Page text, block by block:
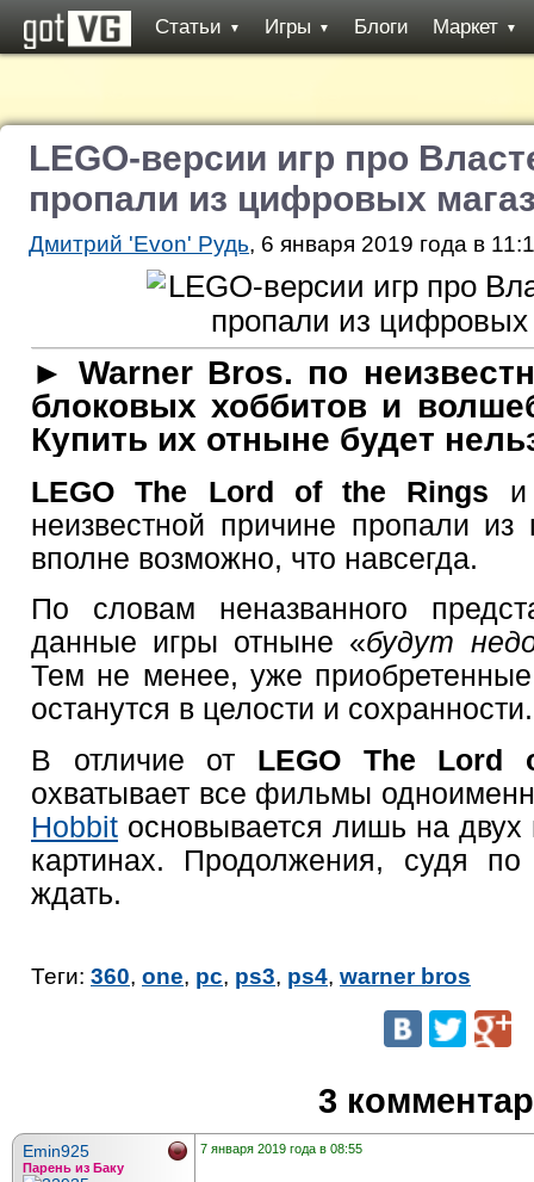
Статьи ▼ Игры ▼ Блоги Маркет ▼
LEGO-версии игр про
пропали из цифровых
Дмитрий 'Evon' Рудь, 6 января 2019 года в
► Warner Bros. по
блоковых хоббитов и
Купить их отныне будет
LEGO The Lord of the Rings
неизвестной причине пропали
вполне возможно, что навсегда.
По словам неназванного
данные игры отныне «будут
Тем не менее, уже приобретенные
останутся в целости и сохранности.
В отличие от LEGO The Lord
охватывает все фильмы
Hobbit основывается лишь на двух
картинах. Продолжения, судя
ждать.
Теги: 360, one, pc, ps3, ps4, warner bros
3
Emin925
Парень из Баку
7 января 2019 года в 08:55